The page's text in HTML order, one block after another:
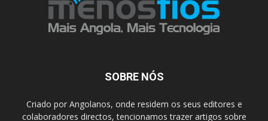
SOBRE NÓS
Criado por Angolanos, onde residem os seus editores e
colaboradores directos, tencionamos trazer artigos sobre